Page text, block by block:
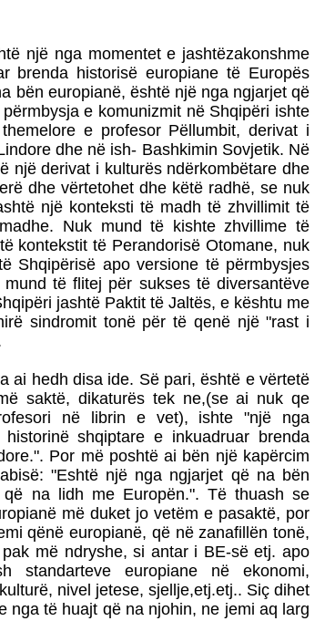
një nga momentet e jashtëzakonshme
brenda historisë europiane të Europës
bën europianë, është një nga ngjarjet që
e komunizmit në Shqipëri ishte
e profesor Pëllumbit, derivat i
dhe në ish- Bashkimin Sovjetik. Në
një derivat i kulturës ndërkombëtare dhe
dhe vërtetohet dhe këtë radhë, se nuk
një konteksti të madh të zhvillimit të
Nuk mund të kishte zhvillime të
kontekstit të Perandorisë Otomane, nuk
Shqipërisë apo versione të përmbysjes
të flitej për sukses të diversantëve
jashtë Paktit të Jaltës, e kështu me
sindromit tonë për të qenë një "rast i
ai hedh disa ide. Së pari, është e vërtetë
saktë, dikaturës tek ne,(se ai nuk qe
në librin e vet), ishte "një nga
shqiptare e inkuadruar brenda
Por më poshtë ai bën një kapërcim
"Eshtë një nga ngjarjet që na bën
na lidh me Europën.". Të thuash se
më duket jo vetëm e pasaktë, por
qënë europianë, që në zanafillën tonë,
më ndryshe, si antar i BE-së etj. apo
europiane në ekonomi,
nivel jetese, sjellje,etj.etj.. Siç dihet
nga të huajt që na njohin, ne jemi aq larg